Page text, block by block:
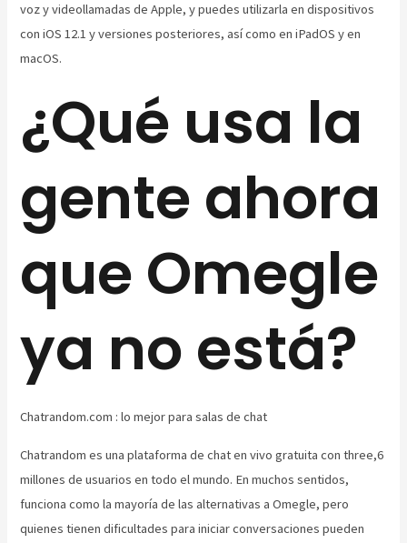
voz y videollamadas de Apple, y puedes utilizarla en dispositivos
con iOS 12.1 y versiones posteriores, así como en iPadOS y en
macOS.
¿Qué usa la
gente ahora
que Omegle
ya no está?
Chatrandom.com : lo mejor para salas de chat
Chatrandom es una plataforma de chat en vivo gratuita con three,6
millones de usuarios en todo el mundo. En muchos sentidos,
funciona como la mayoría de las alternativas a Omegle, pero
quienes tienen dificultades para iniciar conversaciones pueden